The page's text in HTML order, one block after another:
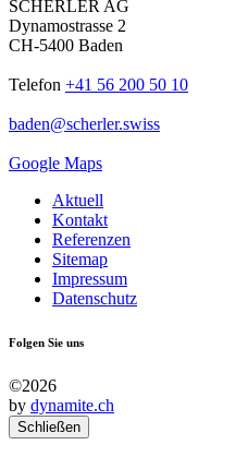
SCHERLER AG
Dynamostrasse 2
CH-5400 Baden
Telefon +41 56 200 50 10
baden@scherler.swiss
Google Maps
Aktuell
Kontakt
Referenzen
Sitemap
Impressum
Datenschutz
Folgen Sie uns
©2026
by dynamite.ch
Schließen